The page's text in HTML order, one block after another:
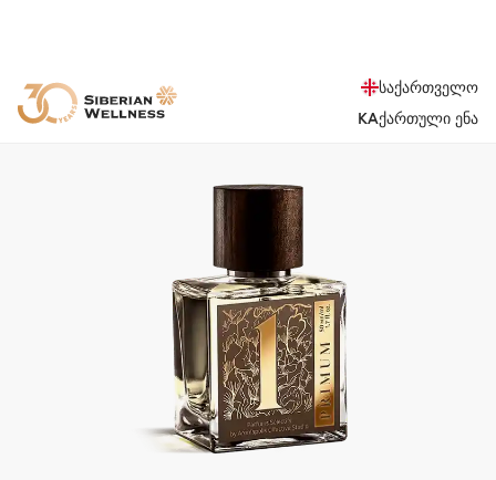
საქართველო
KAქართული ენა